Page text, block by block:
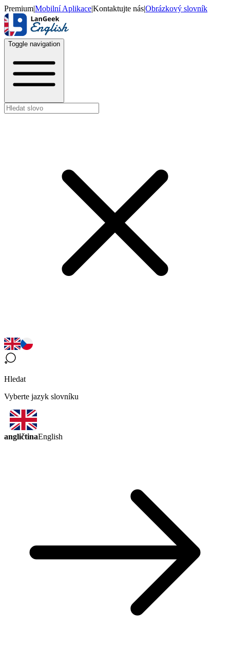
Premium|Mobilní Aplikace|Kontaktujte nás|Obrázkový slovník
Toggle navigation
Hledat
Vyberte jazyk slovníku
angličtinaEnglish